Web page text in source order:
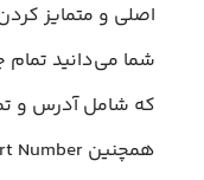
اصلی و متمایز
شما می‌دانید تمام
که شامل آدرس و